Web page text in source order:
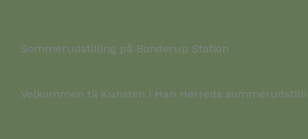
Sommerudstilling på Bonderup Station
Velkommen til Kunsten i Han Herreds